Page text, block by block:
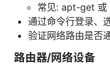
常见: apt-get 或
通过命令行登录、
验证网络路由是否
路由器/网络设备